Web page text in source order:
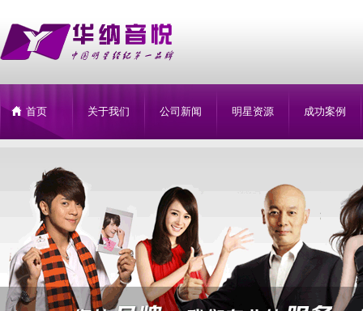
首页 关于我们 公司新闻 明星资源 成功案例